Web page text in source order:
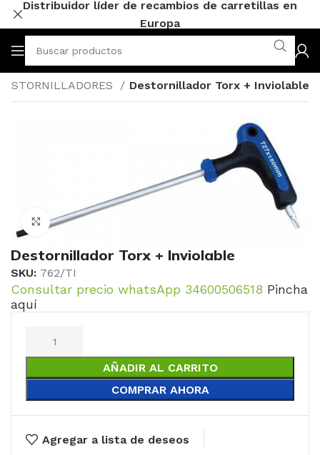
Destornillador Torx + Inviolable
Click to enlarge
Destornillador Torx + Inviolable
SKU: 762/TI
Consultar precio whatsApp 34600506518 Pincha
aquí
AÑADIR AL CARRITO
COMPRAR AHORA
Agregar a lista de deseos
Distribuidor líder de recambios de carretillas en
Europa